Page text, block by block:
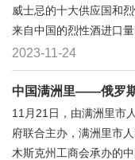
威士忌的十大供应国和
来自中国的烈性酒进口
2023-11-24
中国满洲里——俄罗
11月21日，由满洲里市
府联合主办，满洲里市
木斯克州工商会承办的